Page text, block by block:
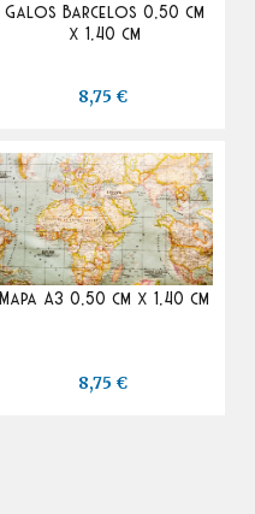
Galos Barcelos 0,50 cm
x 1,40 cm
8,75 €
Mapa A3 0,50 cm x 1,40 cm
8,75 €